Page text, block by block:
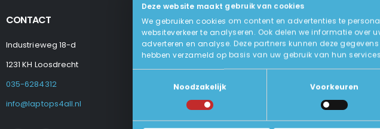
Deze website maakt gebruik van cookies
We gebruiken cookies om content en advertenties te
websiteverkeer te analyseren. Ook delen we informatie
adverteren en analyse. Deze partners kunnen deze
hebben verzameld op basis van uw gebruik van hun
Noodzakelijk
Voorkeuren
CONTACT
Industrieweg 18-d
1231 KH Loosdrecht
035-6284312
info@laptops4all.nl
KLANTENSERVICE
Levering
Betalen En Bestellen
Retourneren
Veel Gestelde Vragen
Algemene Voorwaarden
Privacy Beleid